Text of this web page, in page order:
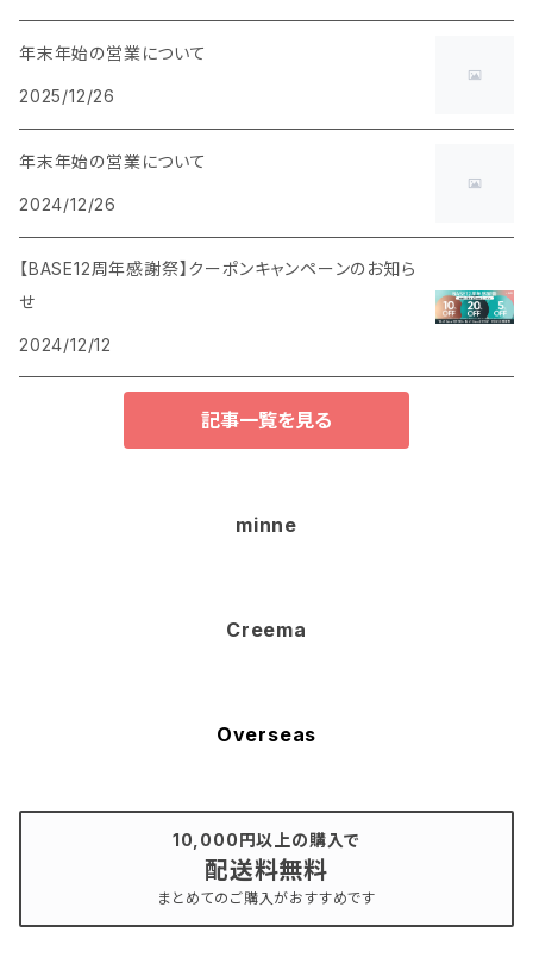
年末年始の営業について
2025/12/26
年末年始の営業について
2024/12/26
【BASE12周年感謝祭】クーポンキャンペーンのお知ら
せ
2024/12/12
記事一覧を見る
minne
Creema
Overseas
10,000円以上の購入で
配送料無料
まとめてのご購入がおすすめです